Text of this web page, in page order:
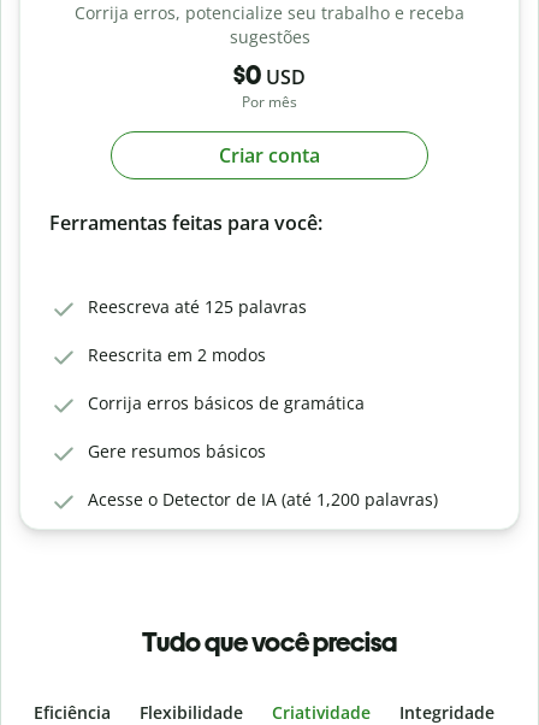
Corrija erros, potencialize seu trabalho e receba
sugestões
$0 USD
Por mês
Criar conta
Ferramentas feitas para você:
Reescreva até 125 palavras
Reescrita em 2 modos
Corrija erros básicos de gramática
Gere resumos básicos
Acesse o Detector de IA (até 1,200 palavras)
Tudo que você precisa
Eficiência Flexibilidade Criatividade Integridade